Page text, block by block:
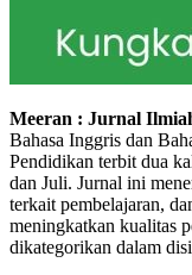
Meeran : Jurnal
Bahasa Inggris dan
Pendidikan terbit dua
dan Juli. Jurnal ini
terkait pembelajaran,
meningkatkan kualitas
dikategorikan dalam